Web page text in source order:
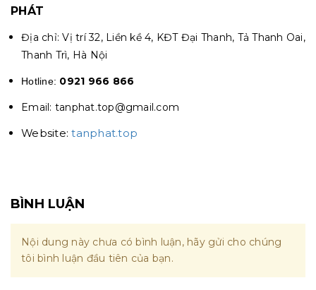
PHÁT
Địa chỉ: Vị trí 32, Liền kề 4, KĐT Đại Thanh, Tả Thanh Oai,
Thanh Trì, Hà Nội
Hotline: 0921 966 866
Email: tanphat.top@gmail.com
Website:tanphat.top
BÌNH LUẬN
Nội dung này chưa có bình luận, hãy gửi cho chúng
tôi bình luận đầu tiên của bạn.